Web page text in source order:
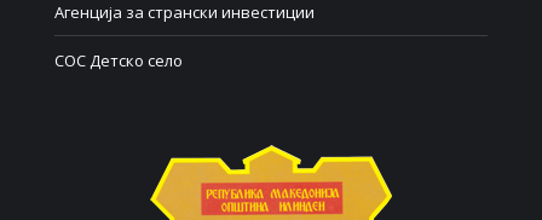
Агенција за странски инвестиции
СОС Детско село